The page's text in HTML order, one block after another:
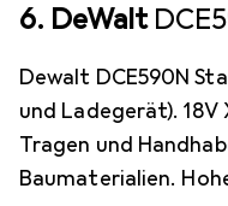
6. DeWalt
Dewalt DCE590N
und Ladegerät). 18V
Tragen und
Baumaterialien.